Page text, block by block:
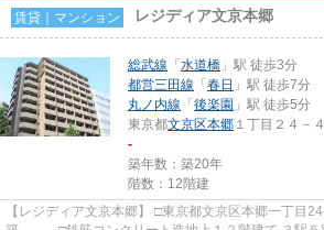
賃貸｜マンション レジディア文京本郷
総武線 「 水道橋 」駅 徒歩3分
都営三田線 「 春日 」駅 徒歩7分
丸ノ内線 「 後楽園 」駅 徒歩5分
東京都文京区本郷 １丁目２４－４
-
築年数：築20年
階数：12階建
【レジディア文京本郷】 □東京都文京区本郷一丁目24-4 □2005年9月